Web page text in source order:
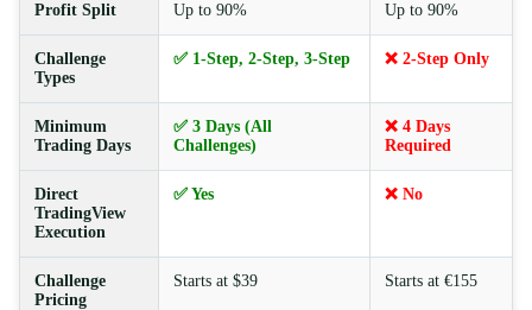
Profit Split Up to 90% Up to 90%
Challenge
Types
✅ 1-Step, 2-Step, 3-Step ❌ 2-Step Only
Minimum
Trading Days
✅ 3 Days (All
Challenges)
❌ 4 Days
Required
Direct
TradingView
Execution
✅ Yes ❌ No
Challenge
Pricing
Starts at $39 Starts at €155